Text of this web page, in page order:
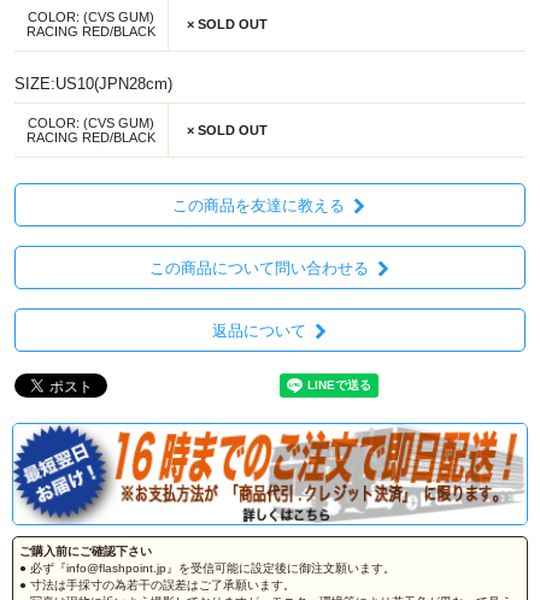
COLOR: (CVS GUM)
RACING RED/BLACK
× SOLD OUT
SIZE:US10(JPN28cm)
COLOR: (CVS GUM)
RACING RED/BLACK
× SOLD OUT
この商品を友達に教える
この商品について問い合わせる
返品について
ご購入前にご確認下さい
● 必ず『info@flashpoint.jp』を受信可能に設定後に御注文願います。
● 寸法は手採寸の為若干の誤差はご了承願います。